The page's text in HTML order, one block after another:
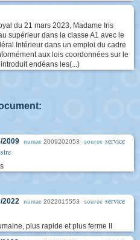
du 21 mars 2023, Madame Iris
supérieur dans la classe A1 avec le
Intérieur dans un emploi du cadre
aux lois coordonnées sur le
endéans les(...)
2009 numac 2009202053 source service
2022 numac 2022015553 source service
plus rapide et plus ferme II